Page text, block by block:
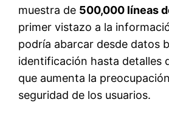
muestra de 500,000 líneas
primer vistazo a la
podría abarcar desde datos
identificación hasta detalles
que aumenta la
seguridad de los usuarios.